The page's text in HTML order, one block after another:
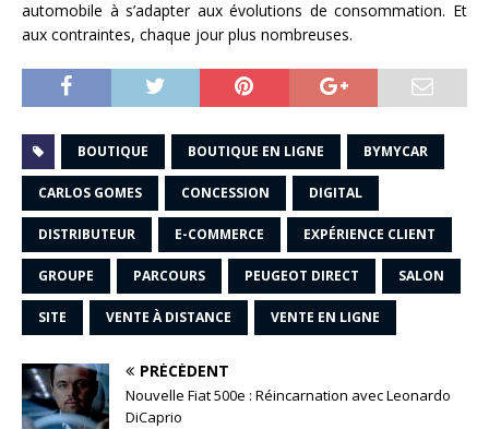
automobile à s’adapter aux évolutions de consommation. Et
aux contraintes, chaque jour plus nombreuses.
BOUTIQUE BOUTIQUE EN LIGNE BYMYCAR
CARLOS GOMES CONCESSION DIGITAL
DISTRIBUTEUR E-COMMERCE EXPÉRIENCE CLIENT
GROUPE PARCOURS PEUGEOT DIRECT SALON
SITE VENTE À DISTANCE VENTE EN LIGNE
PRÉCÉDENT
Nouvelle Fiat 500e : Réincarnation avec Leonardo
DiCaprio